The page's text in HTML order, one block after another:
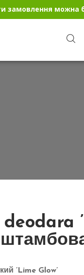
замовлення можна
’Lime Glow’